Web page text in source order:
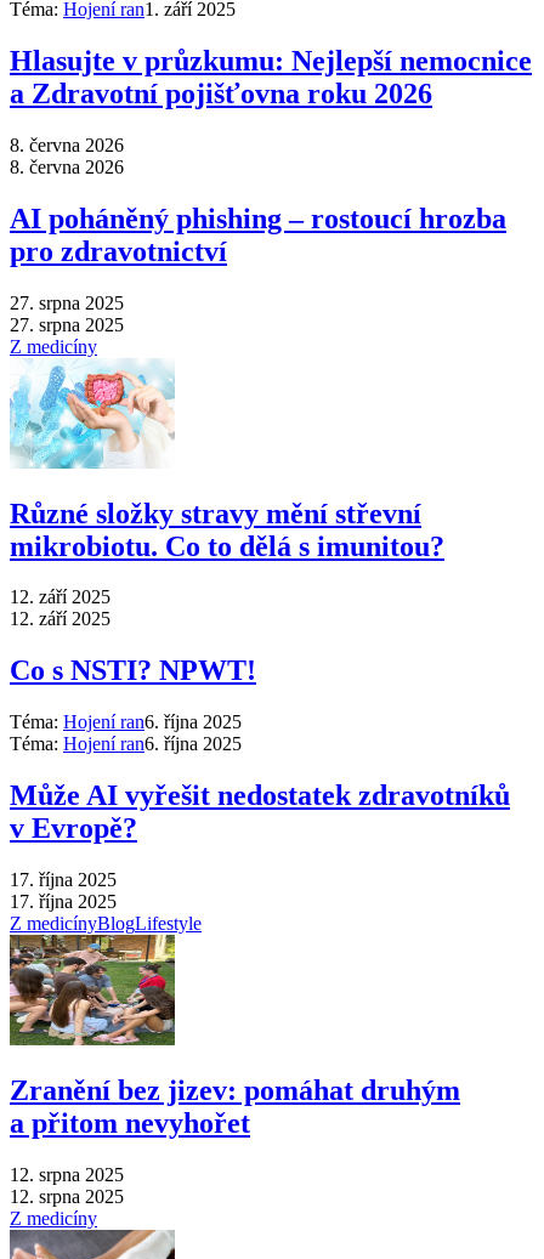
Téma: Hojení ran1. září 2025
Hlasujte v průzkumu: Nejlepší nemocnice
a Zdravotní pojišťovna roku 2026
8. června 2026
8. června 2026
AI poháněný phishing –⁠ rostoucí hrozba
pro zdravotnictví
27. srpna 2025
27. srpna 2025
Z medicíny
Různé složky stravy mění střevní
mikrobiotu. Co to dělá s imunitou?
12. září 2025
12. září 2025
Co s NSTI? NPWT!
Téma: Hojení ran6. října 2025
Téma: Hojení ran6. října 2025
Může AI vyřešit nedostatek zdravotníků
v Evropě?
17. října 2025
17. října 2025
Z medicínyBlogLifestyle
Zranění bez jizev: pomáhat druhým
a přitom nevyhořet
12. srpna 2025
12. srpna 2025
Z medicíny